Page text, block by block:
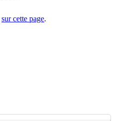
sur cette page.